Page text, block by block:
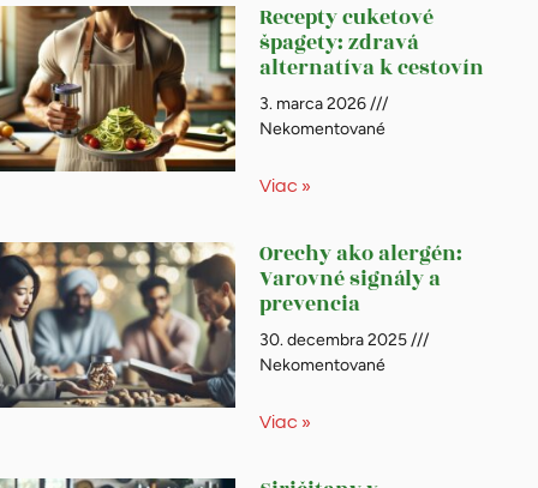
Recepty cuketové
špagety: zdravá
alternatíva k cestovín
3. marca 2026
Nekomentované
Viac »
Orechy ako alergén:
Varovné signály a
prevencia
30. decembra 2025
Nekomentované
Viac »